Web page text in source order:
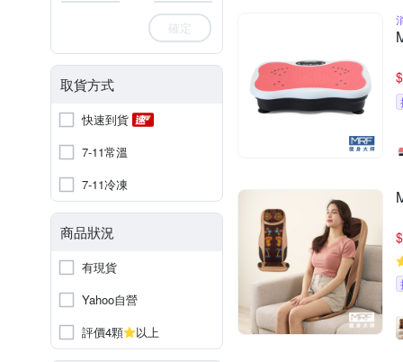
確定
取貨方式
快速到貨
7-11常溫
7-11冷凍
商品狀況
有現貨
Yahoo自營
評價4顆
以上
$
$